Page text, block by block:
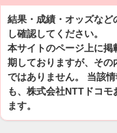
結果・成績・オッズな
し確認してください。
本サイトのページ上に
期しておりますが、そ
ではありません。 当該
も、株式会社NTTドコ
ます。